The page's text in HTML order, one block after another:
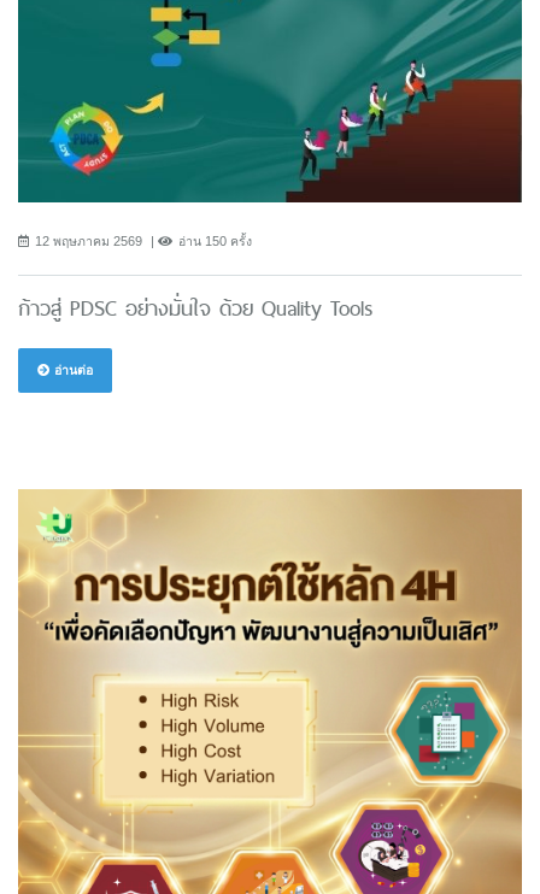
12 พฤษภาคม 2569 อ่าน 150 ครั้ง
ก้าวสู่ PDSC อย่างมั่นใจ ด้วย Quality Tools
อ่านต่อ